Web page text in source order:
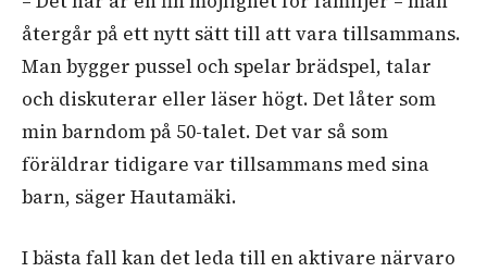
återgår på ett nytt sätt till att vara tillsammans.
Man bygger pussel och spelar brädspel, talar
och diskuterar eller läser högt. Det låter som
min barndom på 50-talet. Det var så som
föräldrar tidigare var tillsammans med sina
barn, säger Hautamäki.
I bästa fall kan det leda till en aktivare närvaro